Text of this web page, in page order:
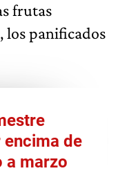
frutas
los panificados
encima de
a marzo